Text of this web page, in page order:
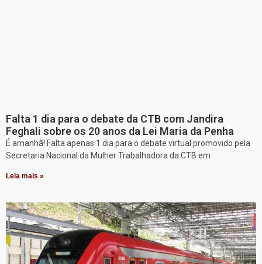
Falta 1 dia para o debate da CTB com Jandira
Feghali sobre os 20 anos da Lei Maria da Penha
É amanhã! Falta apenas 1 dia para o debate virtual promovido pela
Secretaria Nacional da Mulher Trabalhadora da CTB em
Leia mais »